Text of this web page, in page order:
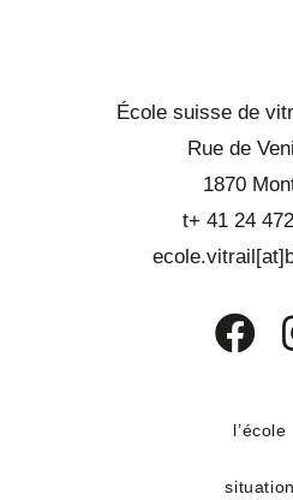
École suisse de
Rue de
1870
t+ 41 24
un
onglet
l’école
situation